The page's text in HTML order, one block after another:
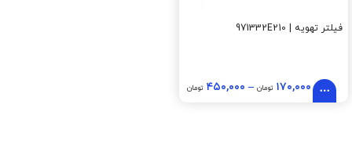
فیلتر تهویه | 971332E210
۱۷۰,۰۰۰ تومان– ۴۵۰,۰۰۰ تومان